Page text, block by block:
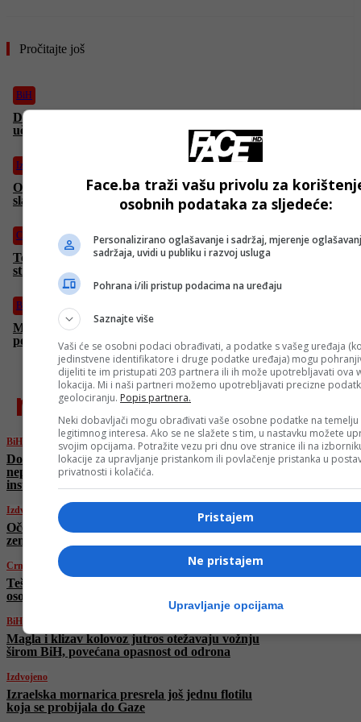
Pročitajte još
BiH
Dodik o opoziciji u RS-u: “Narod traži da na nepravdu koja je
učinjena RS-u odgovorimo institucionalno”
Izdvojeno
Očekuje nas oblačno vrijeme u većem dijelu zemlje, moguća
slaba kiša
Crna hronika
Teška nesreća kod Slavonskog Broda: Jedna osoba smrtno je
stradala
BiH
Magla i klizav kolovoz jutros otežavaju vožnju širom BiH,
povećana opasnost od odrona
najnovije
BiH
Dodik o opoziciji u RS-u: “Narod traži da na
nepravdu koja je učinjena RS-u odgovorimo
institucionalno”
Izdvojeno
Očekuje nas oblačno vrijeme u većem dijelu
zemlje, moguća slaba kiša
Crna hronika
Teška nesreća kod Slavonskog Broda: Jedna
osoba smrtno je stradala
BiH
Magla i klizav kolovoz jutros otežavaju vožnju
širom BiH, povećana opasnost od odrona
Izdvojeno
Izraelska mornarica presrela još jednu flotilu
koja se probijala do Gaze
Face.ba traži vašu privolu za
osobnih podataka za sljedeće:
Personalizirano oglašavanje i sadržaj, mjerenje
sadržaja, uvidi u publiku i razvoj usluga
Pohrana i/ili pristup podacima na uređaju
Saznajte više
Vaši će se osobni podaci obrađivati, a podatke s vašeg uređaja
jedinstvene identifikatore i druge podatke uređaja) mogu
dijeliti te im pristupati 203 partnera ili ih može upotrebljavati ova
lokacija. Mi i naši partneri možemo upotrebljavati precizne
geolociranju. Popis partnera.
Neki dobavljači mogu obrađivati vaše osobne podatke na temelju
legitimnog interesa. Ako se ne slažete s tim, u nastavku možete
svojim opcijama. Potražite vezu pri dnu ove stranice ili na
lokacije za upravljanje pristankom ili povlačenje pristanka u
privatnosti i kolačića.
Pristajem
Ne pristajem
Upravljanje opcijama